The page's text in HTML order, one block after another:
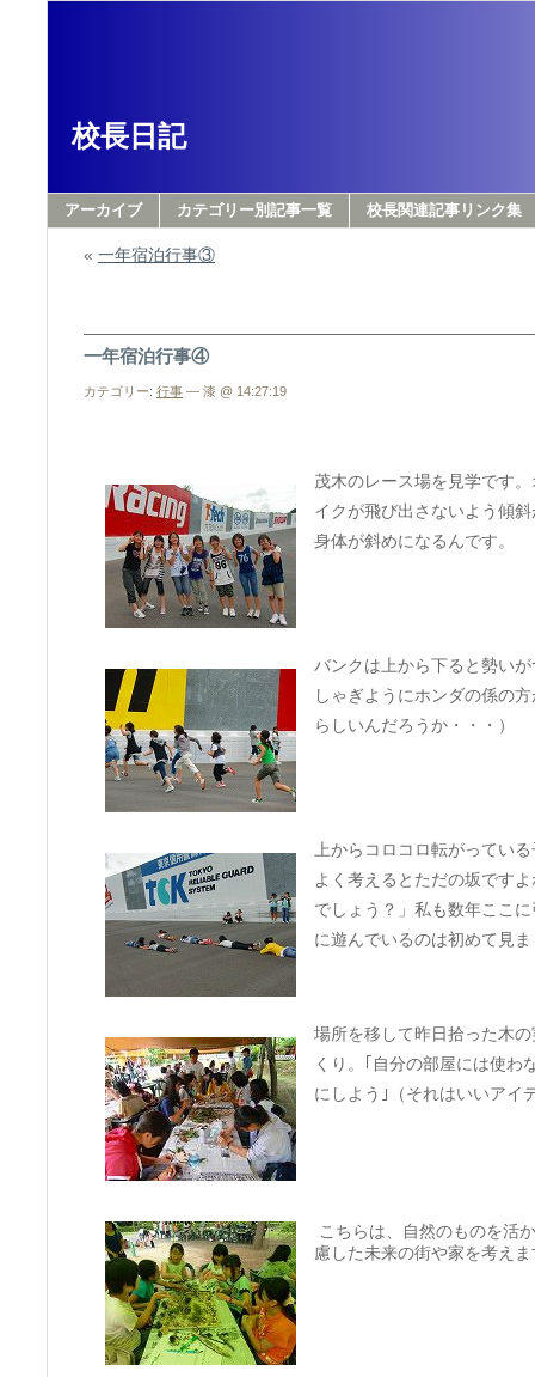
校長日記
アーカイブ カテゴリー別記事一覧 校長関連記事リンク集
« 一年宿泊行事③
一年宿泊行事④
カテゴリー: 行事 — 漆 @ 14:27:19
茂木のレース場を見学です
イクが飛び出さないよう傾
身体が斜めになるんです。
バンクは上から下ると勢い
しゃぎようにホンダの係の
らしいんだろうか・・・）
上からコロコロ転がってい
よく考えるとただの坂です
でしょう？」私も数年ここ
に遊んでいるのは初めて見
場所を移して昨日拾った木
くり。｢自分の部屋には使わ
にしよう｣（それはいいアイ
こちらは、自然のものを活
慮した未来の街や家を考え